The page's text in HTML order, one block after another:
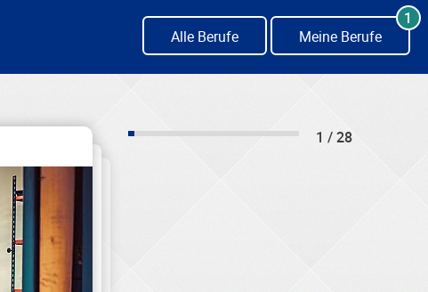
Alle Berufe Meine Berufe
1
1 / 28